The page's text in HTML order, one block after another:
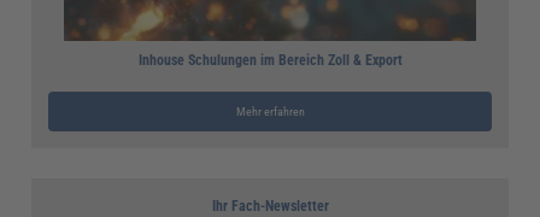
Inhouse Schulungen im Bereich Zoll & Export
Mehr erfahren
Ihr Fach-Newsletter